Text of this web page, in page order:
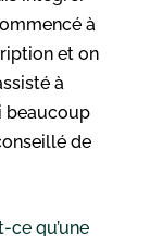
à
et on
à
beaucoup
de
ce qu’une